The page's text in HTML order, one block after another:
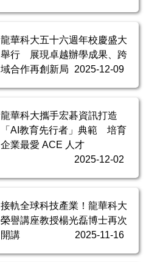
龍華科大五十六週年校慶盛大
舉行 展現卓越辦學成果、跨
域合作再創新局
2025-12-09
龍華科大攜手宏碁資訊打造
「AI教育先行者」典範 培育
企業最愛 ACE 人才
2025-12-02
接軌全球科技產業！龍華科大
榮譽講座教授楊光磊博士再次
開講
2025-11-16